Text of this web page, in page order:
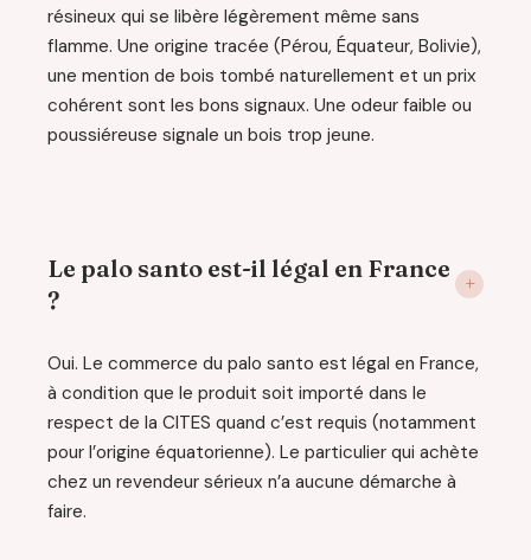
résineux qui se libère légèrement même sans
flamme. Une origine tracée (Pérou, Équateur, Bolivie),
une mention de bois tombé naturellement et un prix
cohérent sont les bons signaux. Une odeur faible ou
poussiéreuse signale un bois trop jeune.
Le palo santo est-il légal en France
?
Oui. Le commerce du palo santo est légal en France,
à condition que le produit soit importé dans le
respect de la CITES quand c’est requis (notamment
pour l’origine équatorienne). Le particulier qui achète
chez un revendeur sérieux n’a aucune démarche à
faire.